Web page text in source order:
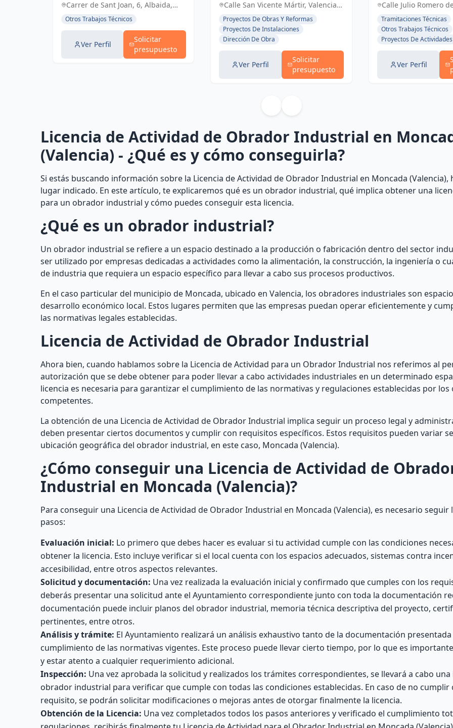
pluridisciplinar, realizamos
ejecución, licencias de
actividades y también para
el sector industrial, diseño
Carrer de Sant Joan, 6, Albaida,
España, España
Otros Trabajos Técnicos
Ver Perfil
Solicitar
presupuesto
cerrado.
Calle San Vicente Mártir, Valencia,
España, España
Proyectos De Obras Y Reformas
Proyectos De Instalaciones
Dirección De Obra
Ver Perfil
Solicitar
presupuesto
Calle Julio Romero
Torrent, España,
Tramitaciones Técnicas
Otros Trabajos Técnicos
Proyectos De Actividades
Ver Perfil
Licencia de Actividad de Obrador Industrial en
(Valencia) - ¿Qué es y cómo conseguirla?
Si estás buscando información sobre la Licencia de Actividad de Obrador Industrial en Moncada (Valencia),
lugar indicado. En este artículo, te explicaremos qué es un obrador industrial, qué implica obtener una
para un obrador industrial y cómo puedes conseguir esta licencia.
¿Qué es un obrador industrial?
Un obrador industrial se refiere a un espacio destinado a la producción o fabricación dentro del sector
ser utilizado por empresas dedicadas a actividades como la alimentación, la construcción, la ingeniería o
de industria que requiera un espacio específico para llevar a cabo sus procesos productivos.
En el caso particular del municipio de Moncada, ubicado en Valencia, los obradores industriales son
desarrollo económico local. Estos lugares permiten que las empresas puedan operar eficientemente y
las normativas legales establecidas.
Licencia de Actividad de Obrador Industrial
Ahora bien, cuando hablamos sobre la Licencia de Actividad para un Obrador Industrial nos referimos al
autorización que se debe obtener para poder llevar a cabo actividades industriales en un determinado
licencia es necesaria para garantizar el cumplimiento de las normativas y regulaciones establecidas por los
competentes.
La obtención de una Licencia de Actividad de Obrador Industrial implica seguir un proceso legal y
deben presentar ciertos documentos y cumplir con requisitos específicos. Estos requisitos pueden variar
ubicación geográfica del obrador industrial, en este caso, Moncada (Valencia).
¿Cómo conseguir una Licencia de Actividad de
Industrial en Moncada (Valencia)?
Para conseguir una Licencia de Actividad de Obrador Industrial en Moncada (Valencia), es necesario seguir
pasos:
Evaluación inicial: Lo primero que debes hacer es evaluar si tu actividad cumple con las condiciones
obtener la licencia. Esto incluye verificar si el local cuenta con los espacios adecuados, sistemas contra
accesibilidad, entre otros aspectos relevantes.
Solicitud y documentación: Una vez realizada la evaluación inicial y confirmado que cumples con los
deberás presentar una solicitud ante el Ayuntamiento correspondiente junto con toda la documentación
documentación puede incluir planos del obrador industrial, memoria técnica descriptiva del proyecto,
pertinentes, entre otros.
Análisis y trámite: El Ayuntamiento realizará un análisis exhaustivo tanto de la documentación
cumplimiento de las normativas vigentes. Este proceso puede llevar cierto tiempo, por lo que es
y estar atento a cualquier requerimiento adicional.
Inspección: Una vez aprobada la solicitud y realizados los trámites correspondientes, se llevará a cabo una
obrador industrial para verificar que cumple con todas las condiciones establecidas. En caso de no cumplir
requisito, se podrán solicitar modificaciones o mejoras antes de otorgar finalmente la licencia.
Obtención de la Licencia: Una vez completados todos los pasos anteriores y verificado el cumplimiento